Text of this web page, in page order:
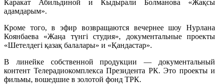
Каракат Абильдиной и Кыдырали Болманова «Жақсы
адамдарым».
Кроме того, в эфир возвращаются вечернее шоу Нурлана
Коянбаева «Жаңа түнгі студия», документальные проекты
«Шетелдегі қазақ балалары» и «Қандастар».
В линейке собственной продукции — документальный
контент Телерадиокомплекса Президента РК. Это проекты и
фильмы, вошедшие в золотой фонд ТРК.